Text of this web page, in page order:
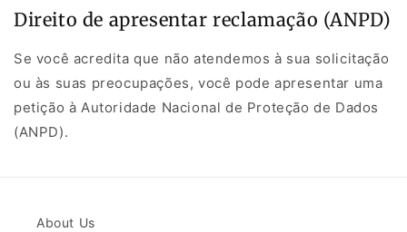
Direito de apresentar reclamação (ANPD)
Se você acredita que não atendemos à sua solicitação
ou às suas preocupações, você pode apresentar uma
petição à Autoridade Nacional de Proteção de Dados
(ANPD).
About Us